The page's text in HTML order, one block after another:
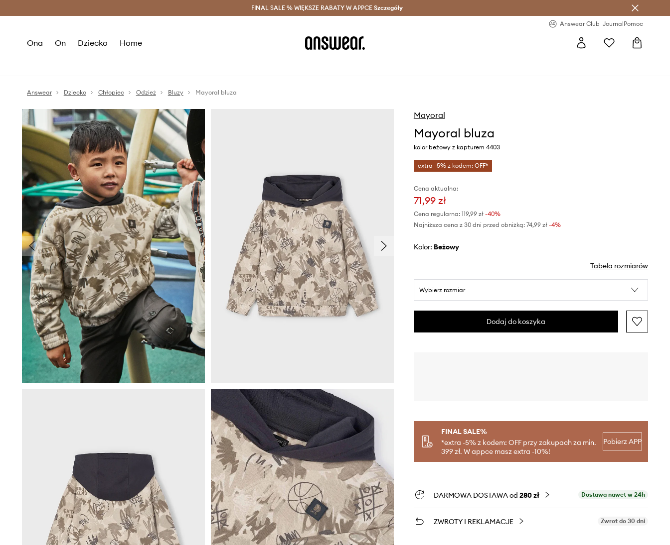
Oszczędzaj z Answear Club > Dostawa nawet w 24h >
FINAL SALE % WIĘKSZE RABATY W APPCE Szczegóły
Answear Club JournalPomoc
Ona On Dziecko Home
Answear Dziecko Chłopiec Odzież Bluzy Mayoral bluza
Mayoral
Mayoral bluza
kolor beżowy z kapturem 4403
extra -5% z kodem: OFF*
Cena aktualna:
71,99 zł
Cena regularna: 119,99 zł-40%
Najniższa cena z 30 dni przed obniżką: 74,99 zł -4%
Kolor: beżowy
Tabela rozmiarów
Wybierz rozmiar
Dodaj do koszyka
FINAL SALE%
*extra -5% z kodem: OFF przy zakupach za min.
399 zł. W appce masz extra -10%!
Pobierz APP
DARMOWA DOSTAWA od 280 zł Dostawa nawet w 24h
ZWROTY I REKLAMACJE Zwrot do 30 dni